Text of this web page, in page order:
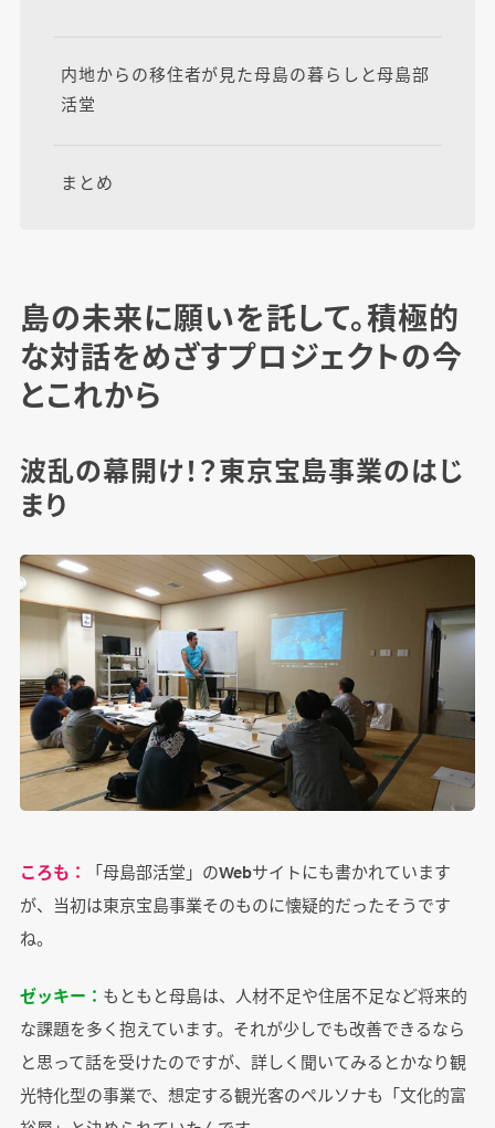
内地からの移住者が見た母島の暮らしと母島部
活堂
まとめ
島の未来に願いを託して。積極的
な対話をめざすプロジェクトの今
とこれから
波乱の幕開け！？東京宝島事業のはじ
まり
ころも：
「母島部活堂」のWebサイトにも書かれています
が、当初は東京宝島事業そのものに懐疑的だったそうです
ね。
ゼッキー： もともと母島は、人材不足や住居不足など将来的
な課題を多く抱えています。それが少しでも改善できるなら
と思って話を受けたのですが、詳しく聞いてみるとかなり観
光特化型の事業で、想定する観光客のペルソナも「文化的富